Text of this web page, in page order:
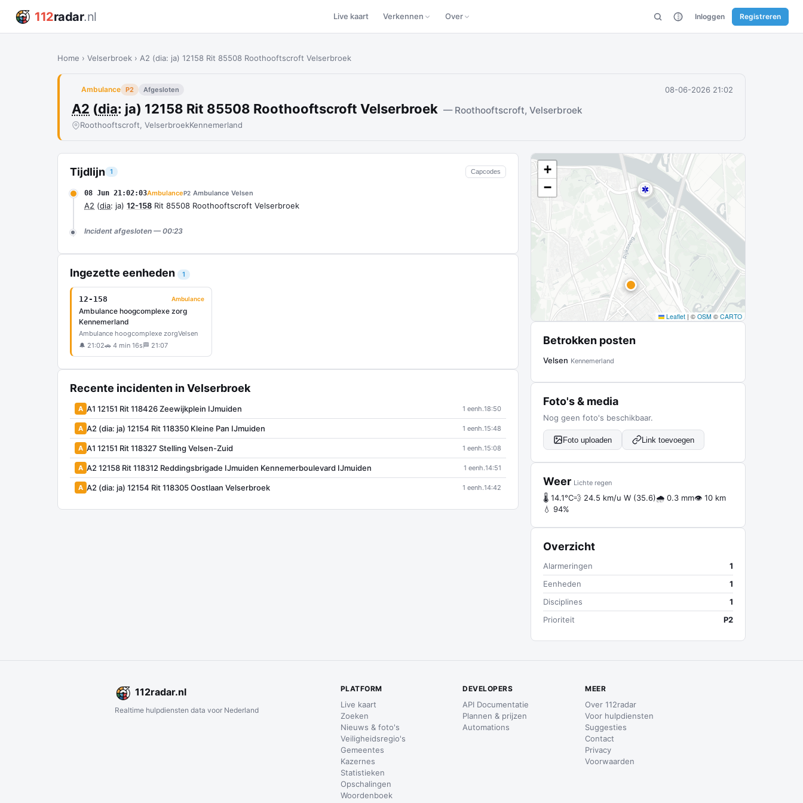
112radar.nl Live kaart Verkennen Over Inloggen Registreren
Home › Velserbroek › A2 (dia: ja) 12158 Rit 85508 Roothooftscroft Velserbroek
Ambulance P2 Afgesloten 08-06-2026 21:02
A2 (dia: ja) 12158 Rit 85508 Roothooftscroft Velserbroek — Roothooftscroft, Velserbroek
Roothooftscroft, VelserbroekKennemerland
Tijdlijn 1 Capcodes
08 Jun 21:02:03AmbulanceP2 Ambulance Velsen
A2 (dia: ja) 12-158 Rit 85508 Roothooftscroft Velserbroek
Incident afgesloten — 00:23
Ingezette eenheden 1
12-158 Ambulance
Ambulance hoogcomplexe zorg
Kennemerland
Ambulance hoogcomplexe zorgVelsen
🔔 21:02🚗 4 min 16s 🏁 21:07
Recente incidenten in Velserbroek
A A1 12151 Rit 118426 Zeewijkplein IJmuiden 1 eenh.18:50
A A2 (dia: ja) 12154 Rit 118350 Kleine Pan IJmuiden 1 eenh.15:48
A A1 12151 Rit 118327 Stelling Velsen-Zuid 1 eenh.15:08
A A2 12158 Rit 118312 Reddingsbrigade IJmuiden Kennemerboulevard IJmuiden 1 eenh.14:51
A A2 (dia: ja) 12154 Rit 118305 Oostlaan Velserbroek 1 eenh.14:42
+
−
Leaflet | © OSM © CARTO
Betrokken posten
Velsen Kennemerland
Foto's & media
Nog geen foto's beschikbaar.
Foto uploaden Link toevoegen
Weer Lichte regen
🌡 14.1°C💨 24.5 km/u W (35.6)🌧 0.3 mm👁 10 km
💧 94%
Overzicht
Alarmeringen
1
Eenheden
1
Disciplines
1
Prioriteit
P2
112radar.nl
Realtime hulpdiensten data voor Nederland
PLATFORM
Live kaart
Zoeken
Nieuws & foto's
Veiligheidsregio's
Gemeentes
Kazernes
Statistieken
Opschalingen
Woordenboek
DEVELOPERS
API Documentatie
Plannen & prijzen
Automations
MEER
Over 112radar
Voor hulpdiensten
Suggesties
Contact
Privacy
Voorwaarden